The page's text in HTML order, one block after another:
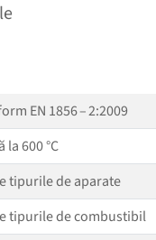
EN 1856 – 2:2009
la 600 °C
tipurile de aparate
tipurile de combustibil